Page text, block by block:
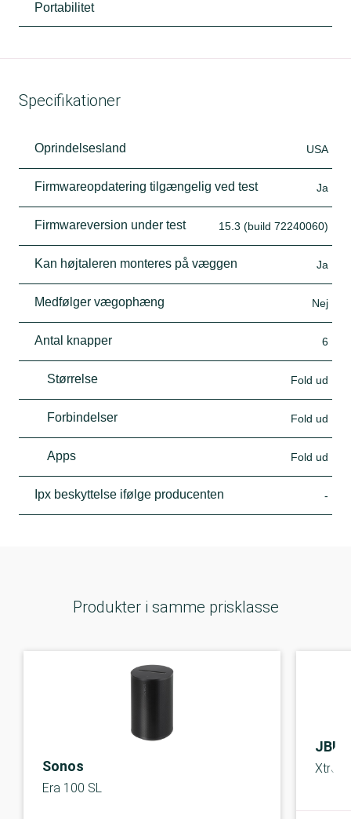
Portabilitet
Specifikationer
Oprindelsesland USA
Firmwareopdatering tilgængelig ved test Ja
Firmwareversion under test 15.3 (build 72240060)
Kan højtaleren monteres på væggen Ja
Medfølger vægophæng Nej
Antal knapper 6
Størrelse Fold ud
Forbindelser Fold ud
Apps Fold ud
Ipx beskyttelse ifølge producenten -
Produkter i samme prisklasse
Sonos
Era 100 SL
JBL